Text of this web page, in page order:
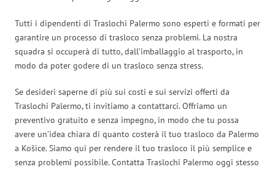
Tutti i dipendenti di Traslochi Palermo sono esperti e formati per
garantire un processo di trasloco senza problemi. La nostra
squadra si occuperà di tutto, dall’imballaggio al trasporto, in
modo da poter godere di un trasloco senza stress.
Se desideri saperne di più sui costi e sui servizi offerti da
Traslochi Palermo, ti invitiamo a contattarci. Offriamo un
preventivo gratuito e senza impegno, in modo che tu possa
avere un’idea chiara di quanto costerà il tuo trasloco da Palermo
a Košice. Siamo qui per rendere il tuo trasloco il più semplice e
senza problemi possibile. Contatta Traslochi Palermo oggi stesso